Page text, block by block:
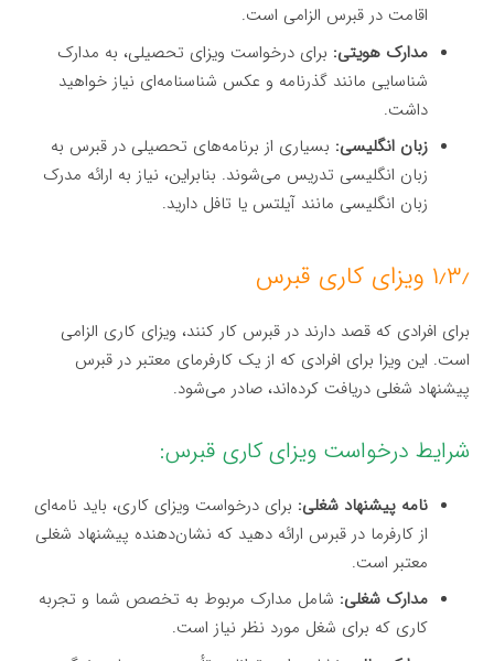
اقامت در قبرس الزامی است.
مدارک هویتی: برای درخواست ویزای تحصیلی، به مدارک
شناسایی مانند گذرنامه و عکس شناسنامه‌ای نیاز خواهید
داشت.
زبان انگلیسی: بسیاری از برنامه‌های تحصیلی در قبرس به
زبان انگلیسی تدریس می‌شوند. بنابراین، نیاز به ارائه مدرک
زبان انگلیسی مانند آیلتس یا تافل دارید.
۱٫۳٫ ویزای کاری قبرس
برای افرادی که قصد دارند در قبرس کار کنند، ویزای کاری الزامی
است. این ویزا برای افرادی که از یک کارفرمای معتبر در قبرس
پیشنهاد شغلی دریافت کرده‌اند، صادر می‌شود.
شرایط درخواست ویزای کاری قبرس:
نامه پیشنهاد شغلی: برای درخواست ویزای کاری، باید نامه‌ای
از کارفرما در قبرس ارائه دهید که نشان‌دهنده پیشنهاد شغلی
معتبر است.
مدارک شغلی: شامل مدارک مربوط به تخصص شما و تجربه
کاری که برای شغل مورد نظر نیاز است.